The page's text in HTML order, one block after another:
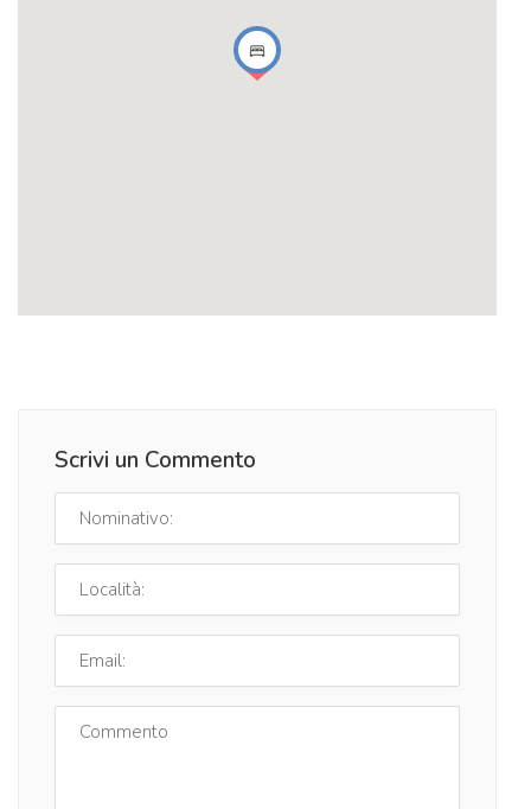
Scrivi un Commento